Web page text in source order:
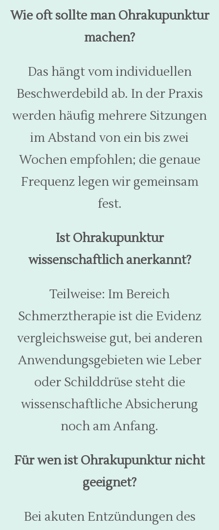
Wie oft sollte man Ohrakupunktur
machen?
Das hängt vom individuellen
Beschwerdebild ab. In der Praxis
werden häufig mehrere Sitzungen
im Abstand von ein bis zwei
Wochen empfohlen; die genaue
Frequenz legen wir gemeinsam
fest.
Ist Ohrakupunktur
wissenschaftlich anerkannt?
Teilweise: Im Bereich
Schmerztherapie ist die Evidenz
vergleichsweise gut, bei anderen
Anwendungsgebieten wie Leber
oder Schilddrüse steht die
wissenschaftliche Absicherung
noch am Anfang.
Für wen ist Ohrakupunktur nicht
geeignet?
Bei akuten Entzündungen des